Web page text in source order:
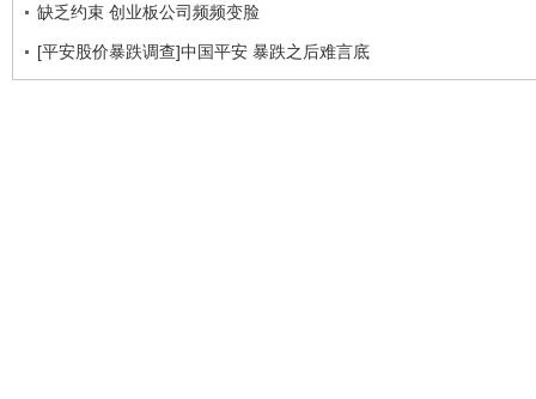
缺乏约束 创业板公司频频变脸
[平安股价暴跌调查]中国平安 暴跌之后难言底